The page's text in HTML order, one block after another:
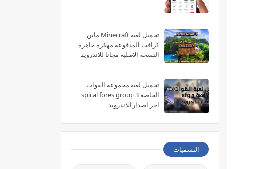
تحميل لعبة Minecraft ماين
كرافت المدفوعة مهكرة جاهزة
النسخة الاصلية مجانا للاندرويد
تحميل لعبة مجموعة القوات
الخاصه spical fores group 3
اخر اصدار للاندرويد
التسميات